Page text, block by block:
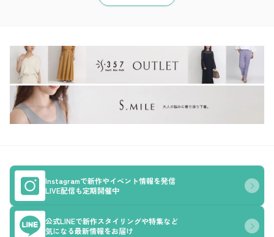
Instagramで新作やイベント情報を発信
LIVE配信も定期開催中
公式LINEで新作スタイリングや特集など
気になる最新情報をお届け